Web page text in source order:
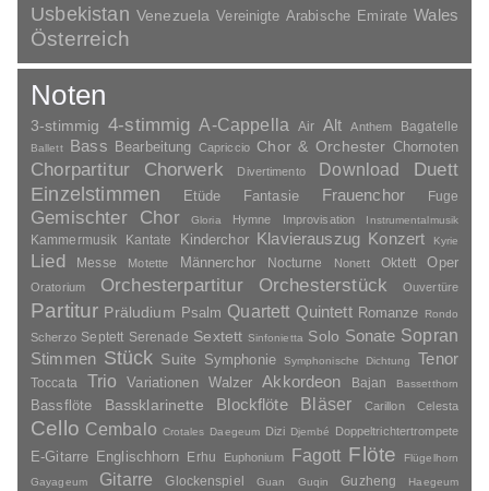
Usbekistan Venezuela Vereinigte Arabische Emirate Wales
Österreich
Noten
3-stimmig 4-stimmig A-Cappella Air Alt Anthem Bagatelle
Ballett Bass Bearbeitung Capriccio Chor & Orchester Chornoten
Chorpartitur Chorwerk Divertimento Download
Duett
Einzelstimmen
Etüde Fantasie Frauenchor Fuge
Gemischter Chor Gloria Hymne Improvisation Instrumentalmusik
Kammermusik Kantate Kinderchor Klavierauszug Konzert Kyrie
Lied Messe Motette Männerchor Nocturne Nonett Oktett Oper
Oratorium Orchesterpartitur Orchesterstück Ouvertüre
Partitur Präludium Psalm Quartett Quintett Romanze Rondo
Scherzo Septett Serenade Sextett Sinfonietta Solo Sonate Sopran
Stimmen Stück Suite Symphonie Symphonische Dichtung Tenor
Toccata Trio Variationen Walzer Akkordeon Bajan Bassetthorn
Bassflöte Bassklarinette Blockflöte Bläser Carillon Celesta
Cello Cembalo Crotales Daegeum Dizi Djembé Doppeltrichtertrompete
E-Gitarre Englischhorn Erhu Euphonium Fagott Flöte
Flügelhorn
Gayageum
Gitarre Glockenspiel Guan Guqin Guzheng
Haegeum